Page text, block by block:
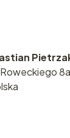
8a